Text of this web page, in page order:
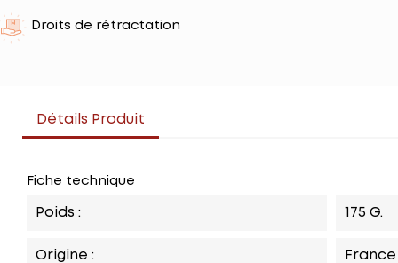
Droits de rétractation
Détails Produit
Fiche technique
Poids : 175 G.
Origine : France